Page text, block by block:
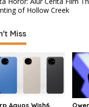
of Hollow Creek
Miss
Aquos Wish6